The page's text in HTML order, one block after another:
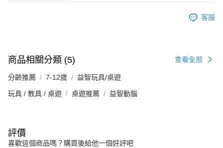
客服
商品相關分類 (5) 查看全部
分齡推薦 7-12歲 益智玩具/桌遊
玩具 / 教具 / 桌遊 桌遊推薦 益智動腦
評價
喜歡這個商品嗎？購買後給他一個好評吧